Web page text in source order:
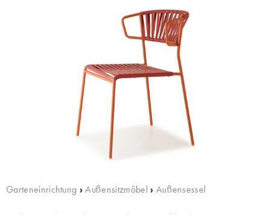
Garteneinrichtung ›Außensitzmöbel› Außensessel